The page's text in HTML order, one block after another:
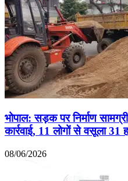
भोपाल: सड़क पर निर्माण
कार्रवाई, 11 लोगों से वसूला 31
08/06/2026